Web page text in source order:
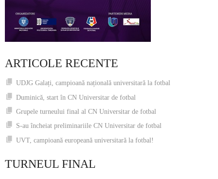
ARTICOLE RECENTE
UDJG Galați, campioană națională universitară la fotbal
Duminică, start în CN Universitar de fotbal
Grupele turneului final al CN Universitar de fotbal
S-au încheiat preliminariile CN Universitar de fotbal
UVT, campioană europeană universitară la fotbal!
TURNEUL FINAL